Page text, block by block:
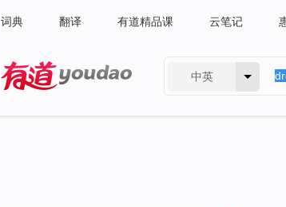
词典 翻译 有道精品课 云笔记
中英